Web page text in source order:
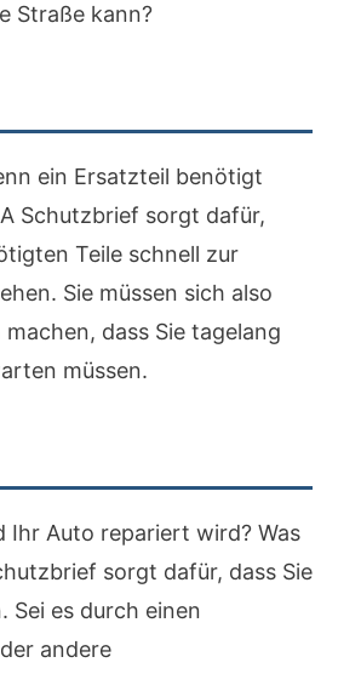
Straße kann?
ein Ersatzteil benötigt
Schutzbrief sorgt dafür,
Teile schnell zur
Sie müssen sich also
dass Sie tagelang
müssen.
Ihr Auto repariert wird? Was
sorgt dafür, dass Sie
Sei es durch einen
andere